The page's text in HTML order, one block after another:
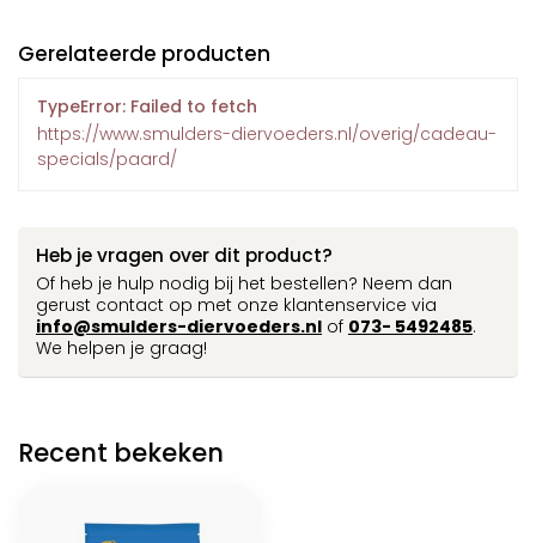
Gerelateerde producten
TypeError: Failed to fetch
https://www.smulders-diervoeders.nl/overig/cadeau-
specials/paard/
Heb je vragen over dit product?
Of heb je hulp nodig bij het bestellen? Neem dan
gerust contact op met onze klantenservice via
info@smulders-diervoeders.nl of 073- 5492485.
We helpen je graag!
Recent bekeken